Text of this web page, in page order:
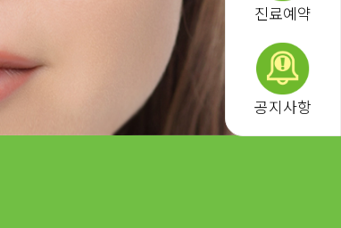
진료예약
공지사항